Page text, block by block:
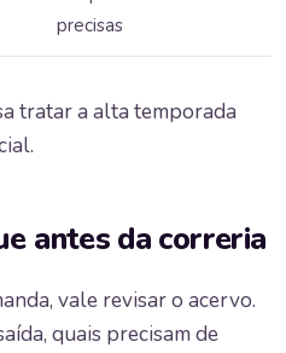
precisas
tratar a alta temporada
antes da correria
vale revisar o acervo.
quais precisam de